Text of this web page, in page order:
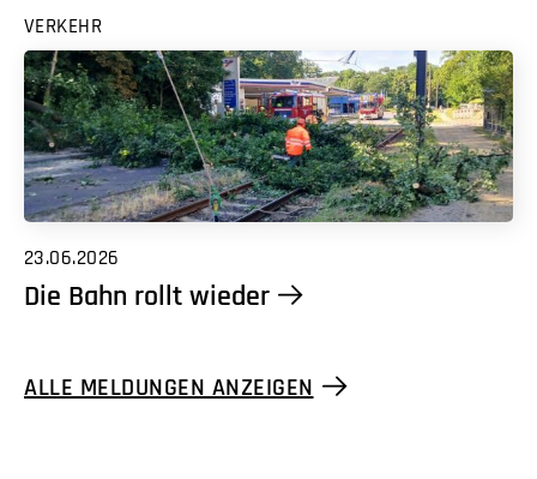
VERKEHR
23.06.2026
Die Bahn rollt wieder
ALLE MELDUNGEN ANZEIGEN